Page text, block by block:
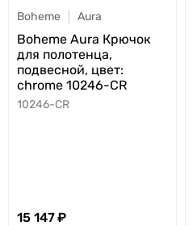
Boheme Aura
Boheme Aura Крючок
для полотенца,
подвесной, цвет:
chrome 10246-CR
10246-CR
15 147